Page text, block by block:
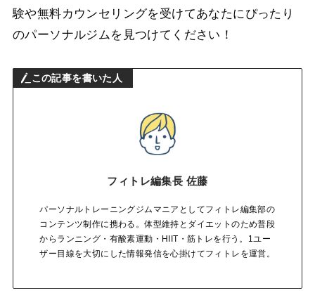
験や無料カウンセリングを受けてあなたにぴったり
のパーソナルジムを見つけてください！
この記事を書いた人
フィトレ編集長 佐藤
パーソナルトレーニングジムマニアとしてフィトレ編集部の
コンテンツ制作に携わる。体型維持とダイエットのため普段
からランニング・有酸素運動・HIIT・筋トレを行う。1ユー
ザー目線を大切にした情報発信を心掛けてフィトレを運営。